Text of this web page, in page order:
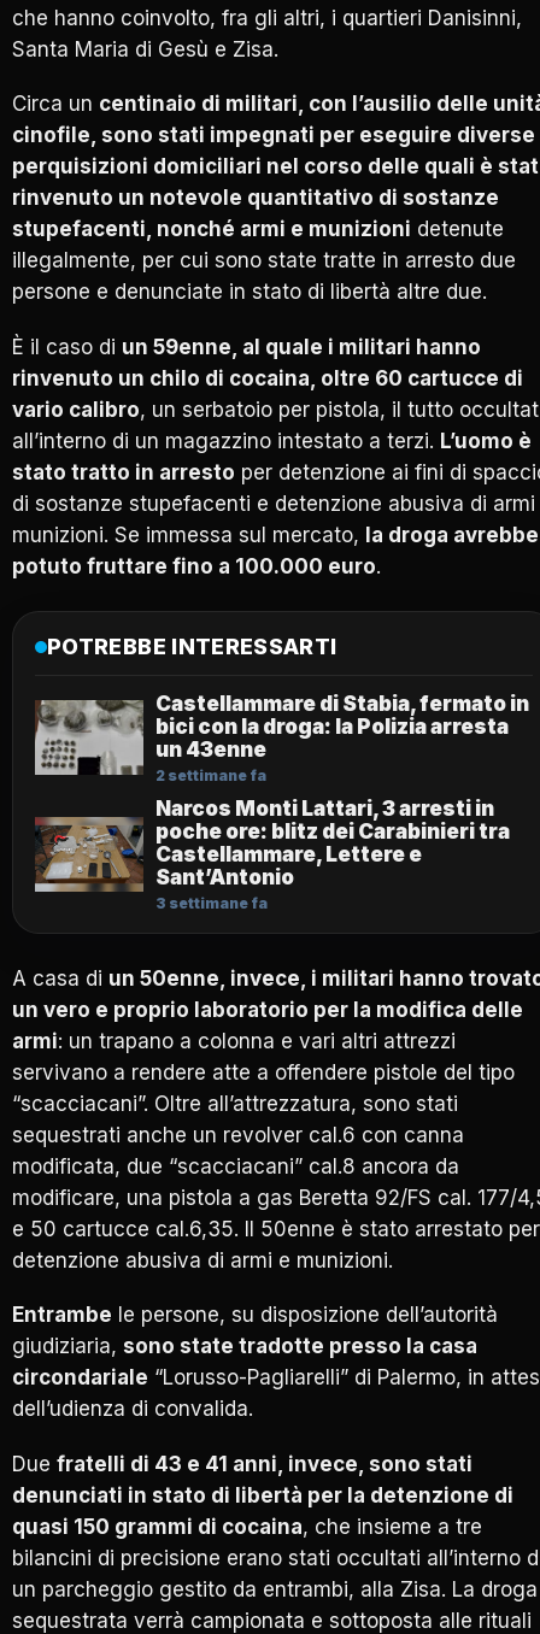
che hanno coinvolto, fra gli altri, i quartieri Danisinni,
Santa Maria di Gesù e Zisa.
Circa un centinaio di militari, con l’ausilio delle
cinofile, sono stati impegnati per eseguire diverse
perquisizioni domiciliari nel corso delle quali è
rinvenuto un notevole quantitativo di sostanze
stupefacenti, nonché armi e munizioni detenute
illegalmente, per cui sono state tratte in arresto due
persone e denunciate in stato di libertà altre due.
È il caso di un 59enne, al quale i militari hanno
rinvenuto un chilo di cocaina, oltre 60 cartucce di
vario calibro, un serbatoio per pistola, il tutto
all’interno di un magazzino intestato a terzi. L’uomo è
stato tratto in arresto per detenzione ai fini di
di sostanze stupefacenti e detenzione abusiva di armi
munizioni. Se immessa sul mercato, la droga avrebbe
potuto fruttare fino a 100.000 euro.
POTREBBE INTERESSARTI
Castellammare di Stabia, fermato in
bici con la droga: la Polizia arresta
un 43enne
2 settimane fa
Narcos Monti Lattari, 3 arresti in
poche ore: blitz dei Carabinieri tra
Castellammare, Lettere e
Sant’Antonio
3 settimane fa
A casa di un 50enne, invece, i militari hanno
un vero e proprio laboratorio per la modifica delle
armi: un trapano a colonna e vari altri attrezzi
servivano a rendere atte a offendere pistole del tipo
“scacciacani”. Oltre all’attrezzatura, sono stati
sequestrati anche un revolver cal.6 con canna
modificata, due “scacciacani” cal.8 ancora da
modificare, una pistola a gas Beretta 92/FS cal. 177/
e 50 cartucce cal.6,35. Il 50enne è stato arrestato per
detenzione abusiva di armi e munizioni.
Entrambe le persone, su disposizione dell’autorità
giudiziaria, sono state tradotte presso la casa
circondariale “Lorusso-Pagliarelli” di Palermo, in
dell’udienza di convalida.
Due fratelli di 43 e 41 anni, invece, sono stati
denunciati in stato di libertà per la detenzione di
quasi 150 grammi di cocaina, che insieme a tre
bilancini di precisione erano stati occultati all’interno
un parcheggio gestito da entrambi, alla Zisa. La droga
sequestrata verrà campionata e sottoposta alle rituali